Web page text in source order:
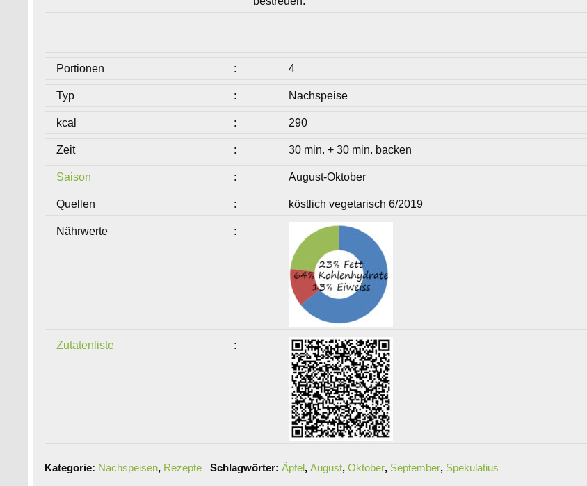
Portionen : 4
Typ : Nachspeise
kcal : 290
Zeit : 30 min. + 30 min. backen
Saison : August-Oktober
Quellen : köstlich vegetarisch 6/2019
Nährwerte :
Zutatenliste :
Kategorie: Nachspeisen, Rezepte Schlagwörter: Äpfel, August, Oktober, September, Spekulatius